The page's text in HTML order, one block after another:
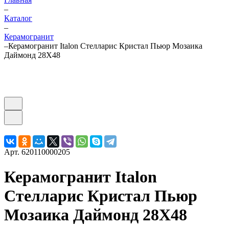
–
Каталог
–
Керамогранит
–Керамогранит Italon Стелларис Кристал Пьюр Мозаика
Даймонд 28X48
Арт. 620110000205
Керамогранит Italon
Стелларис Кристал Пьюр
Мозаика Даймонд 28X48